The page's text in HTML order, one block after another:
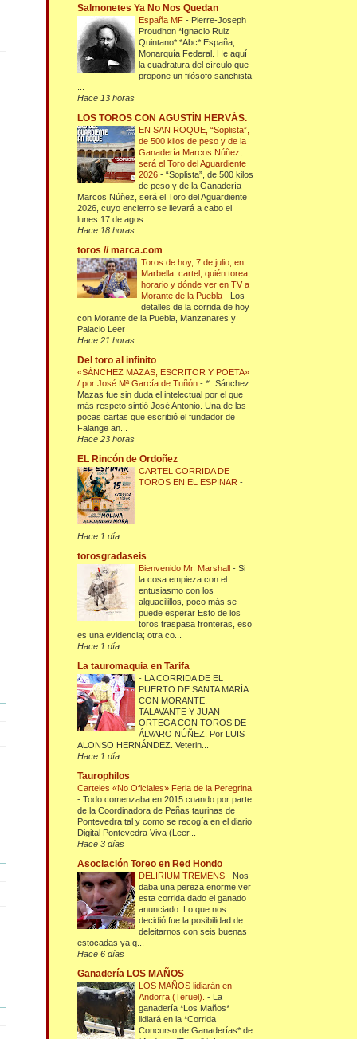
Salmonetes Ya No Nos Quedan
España MF- Pierre-Joseph
Proudhon *Ignacio Ruiz
Quintano* *Abc* España,
Monarquía Federal. He aquí
la cuadratura del círculo que
propone un filósofo sanchista
Hace 13 horas
LOS TOROS CON AGUSTÍN HERVÁS.
EN SAN ROQUE, “Soplista”,
de 500 kilos de peso y de la
Ganadería Marcos Núñez,
será el Toro del Aguardiente
2026-“Soplista”, de 500 kilos
de peso y de la Ganadería
Marcos Núñez, será el Toro del Aguardiente
2026, cuyo encierro se llevará a cabo el
lunes 17 de agos...
Hace 18 horas
toros // marca.com
Toros de hoy, 7 de julio, en
Marbella: cartel, quién torea,
horario y dónde ver en TV a
Morante de la Puebla- Los
detalles de la corrida de hoy
con Morante de la Puebla, Manzanares y
Palacio Leer
Hace 21 horas
Del toro al infinito
«SÁNCHEZ MAZAS, ESCRITOR Y POETA»
/ por José Mª García de Tuñón-*'..Sánchez
Mazas fue sin duda el intelectual por el que
más respeto sintió José Antonio. Una de las
pocas cartas que escribió el fundador de
Falange an...
Hace 23 horas
EL Rincón de Ordoñez
CARTEL CORRIDA DE
TOROS EN EL ESPINAR-
Hace 1 día
torosgradaseis
Bienvenido Mr. Marshall-Si
la cosa empieza con el
entusiasmo con los
alguacilillos, poco más se
puede esperar Esto de los
toros traspasa fronteras, eso
es una evidencia; otra co...
Hace 1 día
La tauromaquia en Tarifa
- LA CORRIDA DE EL
PUERTO DE SANTA MARÍA
CON MORANTE,
TALAVANTE Y JUAN
ORTEGA CON TOROS DE
ÁLVARO NÚÑEZ. Por LUIS
ALONSO HERNÁNDEZ. Veterin...
Hace 1 día
Taurophilos
Carteles «No Oficiales» Feria de la Peregrina
-Todo comenzaba en 2015 cuando por parte
de la Coordinadora de Peñas taurinas de
Pontevedra tal y como se recogía en el diario
Digital Pontevedra Viva (Leer...
Hace 3 días
Asociación Toreo en Red Hondo
DELIRIUM TREMENS- Nos
daba una pereza enorme ver
esta corrida dado el ganado
anunciado. Lo que nos
decidió fue la posibilidad de
deleitarnos con seis buenas
estocadas ya q...
Hace 6 días
Ganadería LOS MAÑOS
LOS MAÑOS lidiarán en
Andorra (Teruel).- La
ganadería *Los Maños*
lidiará en la *Corrida
Concurso de Ganaderías* de